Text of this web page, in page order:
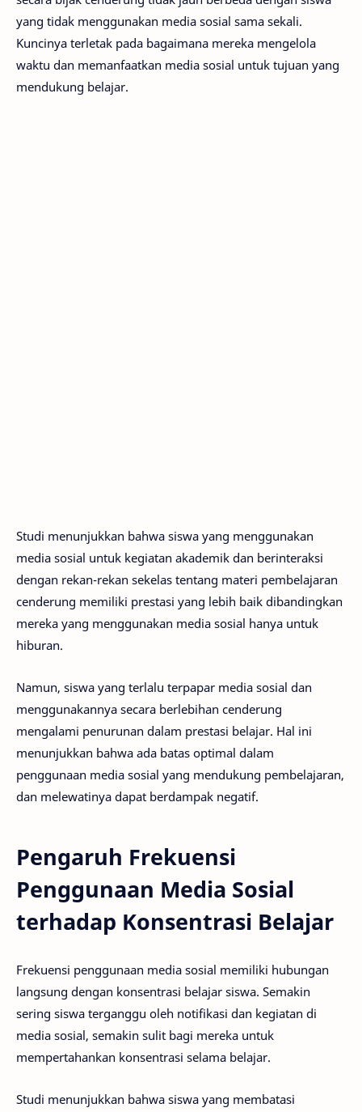
yang tidak menggunakan media sosial sama sekali.
Kuncinya terletak pada bagaimana mereka mengelola
waktu dan memanfaatkan media sosial untuk tujuan yang
mendukung belajar.
Studi menunjukkan bahwa siswa yang menggunakan
media sosial untuk kegiatan akademik dan berinteraksi
dengan rekan-rekan sekelas tentang materi pembelajaran
cenderung memiliki prestasi yang lebih baik dibandingkan
mereka yang menggunakan media sosial hanya untuk
hiburan.
Namun, siswa yang terlalu terpapar media sosial dan
menggunakannya secara berlebihan cenderung
mengalami penurunan dalam prestasi belajar. Hal ini
menunjukkan bahwa ada batas optimal dalam
penggunaan media sosial yang mendukung pembelajaran,
dan melewatinya dapat berdampak negatif.
Pengaruh Frekuensi
Penggunaan Media Sosial
terhadap Konsentrasi Belajar
Frekuensi penggunaan media sosial memiliki hubungan
langsung dengan konsentrasi belajar siswa. Semakin
sering siswa terganggu oleh notifikasi dan kegiatan di
media sosial, semakin sulit bagi mereka untuk
mempertahankan konsentrasi selama belajar.
Studi menunjukkan bahwa siswa yang membatasi